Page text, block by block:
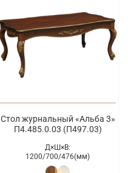
Стол журнальный «Альба 3»
П4.485.0.03 (П497.03)
Д×Ш×В:
1200/700/476(мм)